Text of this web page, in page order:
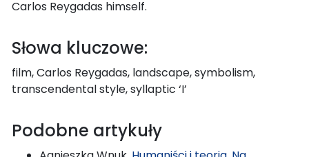
Carlos Reygadas himself.
Słowa kluczowe:
film, Carlos Reygadas, landscape, symbolism,
transcendental style, syllaptic ‘I’
Podobne artykuły